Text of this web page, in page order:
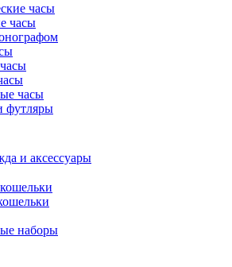
часы
часы
часы
футляры
и аксессуары
наборы